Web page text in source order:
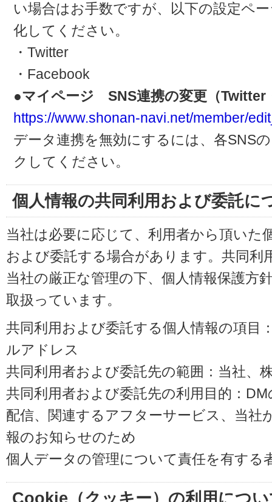
い場合はお手数ですが、以下の設定ペ
化してください。
・Twitter
・Facebook
●マイページ SNS連携の変更（Twitter
https://www.shonan-navi.net/member/
データ連携を無効にするには、各SNS
クしてください。
個人情報の共同利用および委託に
当社は必要に応じて、利用者から頂いた
および委託する場合があります。共同利
当社の厳正な管理の下、個人情報保護方
取扱っています。
共同利用および委託する個人情報の項目
ルアドレス
共同利用者および委託先の範囲：当社、
共同利用者および委託先の利用目的：
配信、関連するアフターサービス、当社
報のお知らせのため
個人データの管理について責任を有する
Cookie（クッキー）の利用につ